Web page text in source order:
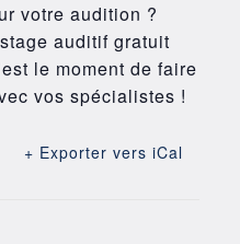
votre audition ?
auditif gratuit
le moment de faire
vos spécialistes !
+ Exporter vers iCal